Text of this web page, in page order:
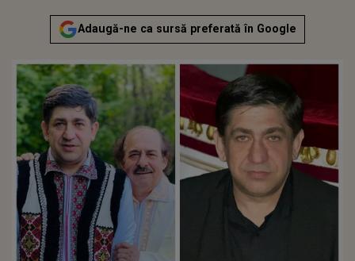
Adaugă-ne ca sursă preferată în Google